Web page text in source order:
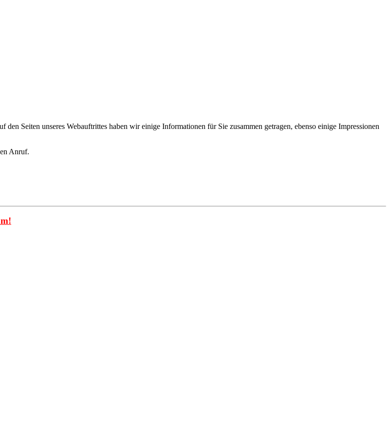
Seiten unseres Webauftrittes haben wir einige Informationen für Sie zusammen getragen, ebenso einige Impressionen
Anruf.